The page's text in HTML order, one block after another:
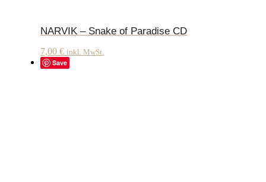
NARVIK – Snake of Paradise CD
7,00 € inkl. MwSt.
Save